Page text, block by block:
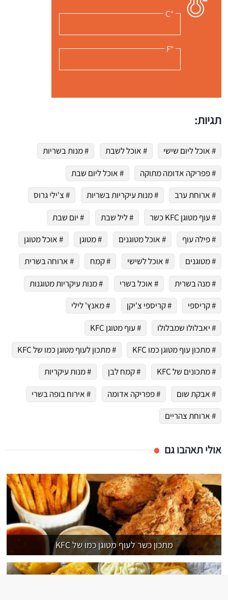
°C
°F
תגיות:
# אוכל ליום שישי # אוכל לשבת
# מנות בשריות
# פפריקה אדומה מתוקה
# אוכל ליום שבת
# ארוחת ערב
# מנות עיקריות בשריות
# צ'ילי גרוס
# עוף מטוגן KFC כשר
# ליל שבת
# יום שבת
# פילה עוף
# אוכל מטוגנים # מטוגן
# אוכל מטוגן
# מטוגנים
# אוכל לשישי # קמח
# ארוחה בשרית
# מנה בשרית
# אוכל בשרי
# מנות עיקריות מטוגנות
# קריספי
# קריספי צ'יקן
# מאנץ' לילי
# יאבלולו שמבלולו
# עוף מטוגן KFC
# מתכון עוף מטוגן כמו KFC
# מתכון לעוף מטוגן כמו של KFC
# מתכונים של KFC
# קמח לבן
# מנות עיקריות
# אבקת שום
# פפריקה אדומה
# אירוח בופה בשרי
# ארוחת צהריים
אולי תאהבו גם
מתכון כשר לעוף מטוגן כמו של KFC